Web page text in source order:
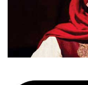
ایرانی است که توسط